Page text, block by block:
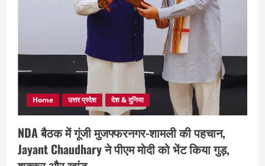
Home उत्तर प्रदेश देश & दुनिया
NDA बैठक में गूंजी मुजफ्फरनगर-शामली की पहचान,
Jayant Chaudhary ने पीएम मोदी को भेंट किया गुड़,